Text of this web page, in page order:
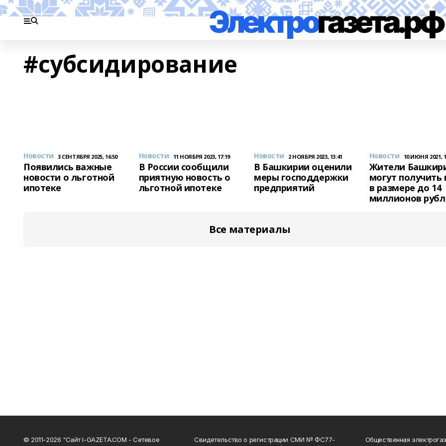
#субсидирование
Новости 3 СЕНТЯБРЯ 2025, 16:50
Появились важные
новости о льготной
ипотеке
Новости 11 НОЯБРЯ 2023, 17:19
В России сообщили
приятную новость о
льготной ипотеке
Новости 2 НОЯБРЯ 2023, 13:41
В Башкирии оценили
меры господдержки
предприятий
Новости 10 ИЮНЯ 2021,
Жители
могут получить
в размере до 14
миллионов
Все материалы
© 2011-2026 "Сайт I-GAZETA.COM - Сетевое
Свидетельство о регистрации СМИ № ФС77-
Общественная